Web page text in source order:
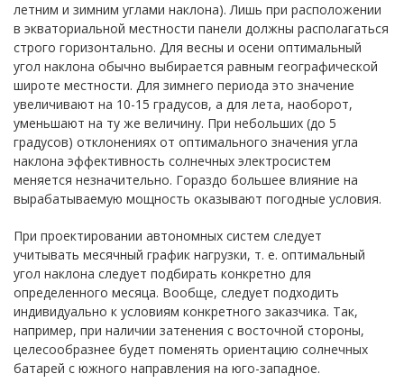
летним и зимним углами наклона). Лишь при расположении
в экваториальной местности панели должны располагаться
строго горизонтально. Для весны и осени оптимальный
угол наклона обычно выбирается равным географической
широте местности. Для зимнего периода это значение
увеличивают на 10-15 градусов, а для лета, наоборот,
уменьшают на ту же величину. При небольших (до 5
градусов) отклонениях от оптимального значения угла
наклона эффективность солнечных электросистем
меняется незначительно. Гораздо большее влияние на
вырабатываемую мощность оказывают погодные условия.
При проектировании автономных систем следует
учитывать месячный график нагрузки, т. е. оптимальный
угол наклона следует подбирать конкретно для
определенного месяца. Вообще, следует подходить
индивидуально к условиям конкретного заказчика. Так,
например, при наличии затенения с восточной стороны,
целесообразнее будет поменять ориентацию солнечных
батарей с южного направления на юго-западное.